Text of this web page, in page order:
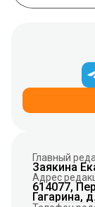
Главный
Заякина
Адрес
614077,
Гагарина,